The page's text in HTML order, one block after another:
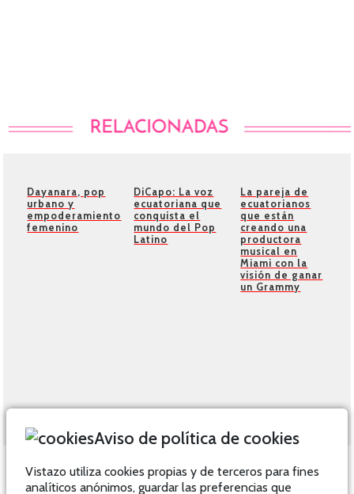
Dayanara, pop
urbano y
empoderamiento
femenino
DiCapo: La voz
ecuatoriana que
conquista el
mundo del Pop
Latino
La pareja de
ecuatorianos
que están
creando una
productora
musical en
Miami con la
visión de ganar
un Grammy
Aviso de política de cookies
Vistazo utiliza cookies propias y de terceros para fines
analíticos anónimos, guardar las preferencias que